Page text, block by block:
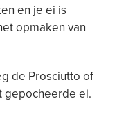
en je ei is
opmaken van
de Prosciutto of
gepocheerde ei.